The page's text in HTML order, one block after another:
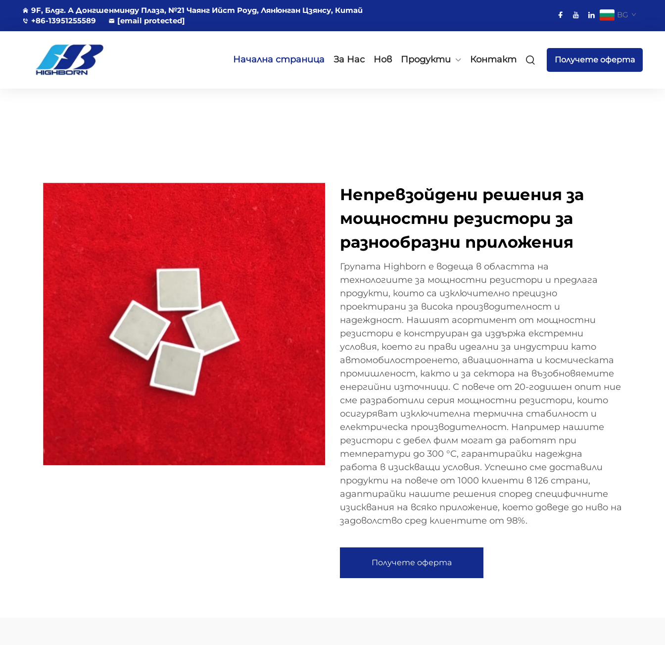
9F, Блдг. А Донгшенминду Плаза, №21 Чаянг Ийст Роуд, Лянюнган Цзянсу, Китай
+86-13951255589
[email protected]
BG
Начална страница За Нас Нов Продукти Контакт Получете оферта
Непревзойдени решения за
мощностни резистори за
разнообразни приложения
Групата Highborn е водеща в областта на
технологиите за мощностни резистори и предлага
продукти, които са изключително прецизно
проектирани за висока производителност и
надеждност. Нашият асортимент от мощностни
резистори е конструиран да издържа екстремни
условия, което ги прави идеални за индустрии като
автомобилостроенето, авиационната и космическата
промишленост, както и за сектора на възобновяемите
енергийни източници. С повече от 20-годишен опит ние
сме разработили серия мощностни резистори, които
осигуряват изключителна термична стабилност и
електрическа производителност. Например нашите
резистори с дебел филм могат да работят при
температури до 300 °C, гарантирайки надеждна
работа в изискващи условия. Успешно сме доставили
продукти на повече от 1000 клиенти в 126 страни,
адаптирайки нашите решения според специфичните
изисквания на всяко приложение, което доведе до ниво на
задоволство сред клиентите от 98%.
Получете оферта